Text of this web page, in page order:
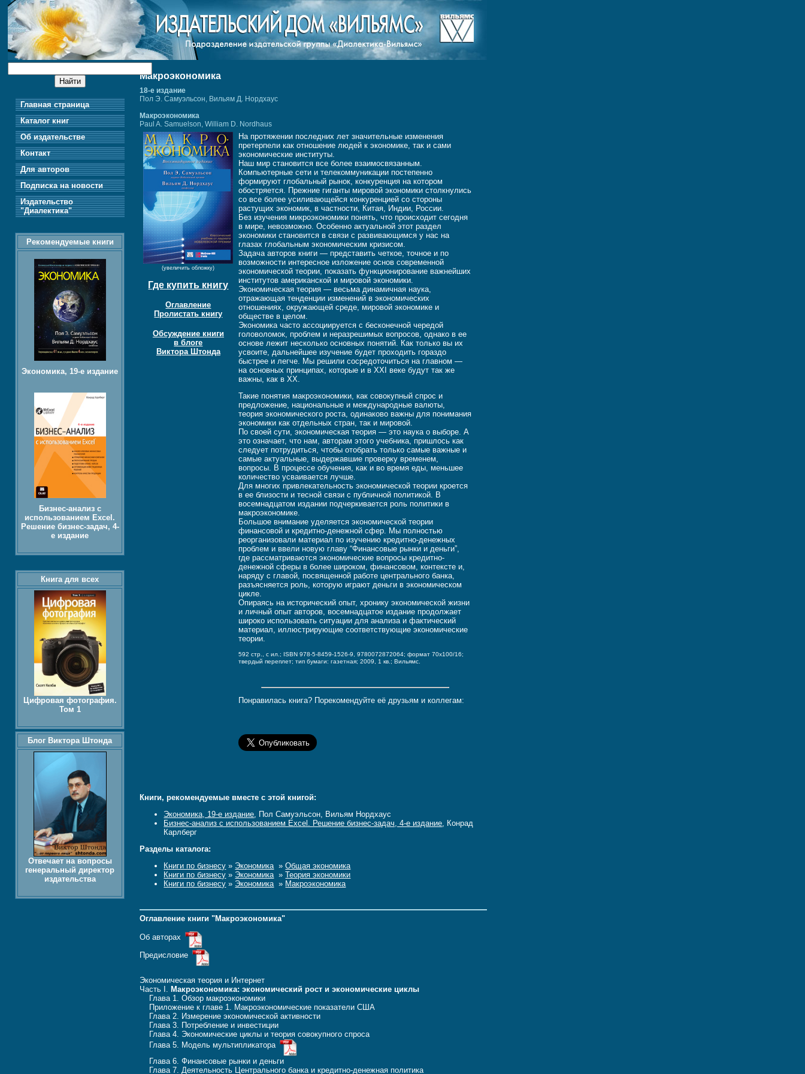
Макроэкономика
18-е издание
Пол Э. Самуэльсон, Вильям Д. Нордхаус
Макроэкономика
Paul A. Samuelson, William D. Nordhaus
(увеличить обложку)
Где купить книгу
Оглавление
Пролистать книгу
Обсуждение книги
в блоге
Виктора Штонда
На протяжении последних лет значительные изменения
претерпели как отношение людей к экономике, так и сами
экономические институты.
Наш мир становится все более взаимосвязанным.
Компьютерные сети и телекоммуникации постепенно
формируют глобальный рынок, конкуренция на котором
обостряется. Прежние гиганты мировой экономики столкнулись
со все более усиливающейся конкуренцией со стороны
растущих экономик, в частности, Китая, Индии, России.
Без изучения микроэкономики понять, что происходит сегодня
в мире, невозможно. Особенно актуальной этот раздел
экономики становится в связи с развивающимся у нас на
глазах глобальным экономическим кризисом.
Задача авторов книги — представить четкое, точное и по
возможности интересное изложение основ современной
экономической теории, показать функционирование важнейших
институтов американской и мировой экономики.
Экономическая теория — весьма динамичная наука,
отражающая тенденции изменений в экономических
отношениях, окружающей среде, мировой экономике и
обществе в целом.
Экономика часто ассоциируется с бесконечной чередой
головоломок, проблем и неразрешимых вопросов, однако в ее
основе лежит несколько основных понятий. Как только вы их
усвоите, дальнейшее изучение будет проходить гораздо
быстрее и легче. Мы решили сосредоточиться на главном —
на основных принципах, которые и в XXI веке будут так же
важны, как в XX.
Такие понятия макроэкономики, как совокупный спрос и
предложение, национальные и международные валюты,
теория экономического роста, одинаково важны для понимания
экономики как отдельных стран, так и мировой.
По своей сути, экономическая теория — это наука о выборе. А
это означает, что нам, авторам этого учебника, пришлось как
следует потрудиться, чтобы отобрать только самые важные и
самые актуальные, выдержавшие проверку временем,
вопросы. В процессе обучения, как и во время еды, меньшее
количество усваивается лучше.
Для многих привлекательность экономической теории кроется
в ее близости и тесной связи с публичной политикой. В
восемнадцатом издании подчеркивается роль политики в
макроэкономике.
Большое внимание уделяется экономической теории
финансовой и кредитно-денежной сфер. Мы полностью
реорганизовали материал по изучению кредитно-денежных
проблем и ввели новую главу “Финансовые рынки и деньги”,
где рассматриваются экономические вопросы кредитно-
денежной сферы в более широком, финансовом, контексте и,
наряду с главой, посвященной работе центрального банка,
разъясняется роль, которую играют деньги в экономическом
цикле.
Опираясь на исторический опыт, хронику экономической жизни
и личный опыт авторов, восемнадцатое издание продолжает
широко использовать ситуации для анализа и фактический
материал, иллюстрирующие соответствующие экономические
теории.
592 стр., с ил.; ISBN 978-5-8459-1526-9, 9780072872064;формат 70x100/16;
твердый переплет;тип бумаги: газетная;2009, 1 кв.; Вильямс.
Понравилась книга? Порекомендуйте её друзьям и коллегам:
Книги, рекомендуемые вместе с этой книгой:
Экономика, 19-е издание, Пол Самуэльсон, Вильям Нордхаус
Бизнес-анализ с использованием Excel. Решение бизнес-задач, 4-е издание, Конрад
Карлберг
Разделы каталога:
Книги по бизнесу » Экономика»Общая экономика
Книги по бизнесу » Экономика»Теория экономики
Книги по бизнесу » Экономика» Макроэкономика
Оглавление книги "Макроэкономика"
Об авторах
Предисловие
Экономическая теория и Интернет
Часть I. Макроэкономика: экономический рост и экономические циклы
Глава 1. Обзор макроэкономики
Приложение к главе 1. Макроэкономические показатели США
Глава 2. Измерение экономической активности
Глава 3. Потребление и инвестиции
Глава 4. Экономические циклы и теория совокупного спроса
Глава 5. Модель мультипликатора
Глава 6. Финансовые рынки и деньги
Глава 7. Деятельность Центрального банка и кредитно-денежная политика
Главная страница
Каталог книг
Об издательстве
Контакт
Для авторов
Подписка на новости
Издательство
"Диалектика"
Рекомендуемые книги
Экономика, 19-е издание
Бизнес-анализ с
использованием Excel.
Решение бизнес-задач, 4-
е издание
Книга для всех
Цифровая фотография.
Том 1
Блог Виктора Штонда
Отвечает на вопросы
генеральный директор
издательства